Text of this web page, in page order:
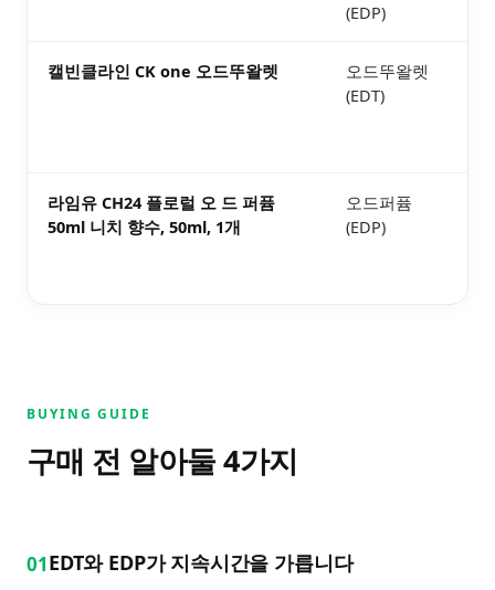
(EDP)
캘빈클라인 CK one 오드뚜왈렛
오드뚜왈렛
(EDT)
라임유 CH24 플로럴 오 드 퍼퓸
50ml 니치 향수, 50ml, 1개
오드퍼퓸
(EDP)
BUYING GUIDE
구매 전 알아둘4가지
01EDT와 EDP가 지속시간을 가릅니다